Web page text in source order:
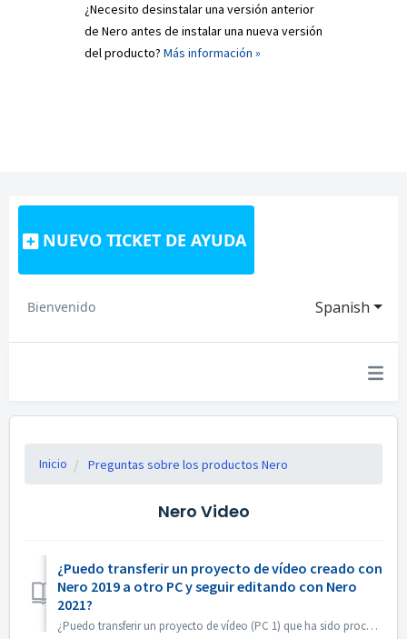
¿Necesito desinstalar una versión anterior
de Nero antes de instalar una nueva versión
del producto? Más información »
NUEVO TICKET DE AYUDA
Spanish
Bienvenido
Inicio Preguntas sobre los productos Nero
Nero Video
¿Puedo transferir un proyecto de vídeo creado con
Nero 2019 a otro PC y seguir editando con Nero
2021?
¿Puedo transferir un proyecto de vídeo (PC 1) que ha sido procesado con Nero 2019 a otro PC (PC 2) y continuar editando con Nero 2021? Sí, puede copiar el p...